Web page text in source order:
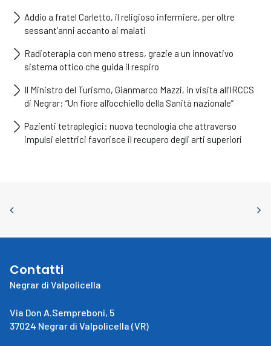
Addio a fratel Carletto, il religioso infermiere, per oltre
sessant’anni accanto ai malati
Radioterapia con meno stress, grazie a un innovativo
sistema ottico che guida il respiro
Il Ministro del Turismo, Gianmarco Mazzi, in visita all’IRCCS
di Negrar: “Un fiore all’occhiello della Sanità nazionale”
Pazienti tetraplegici: nuova tecnologia che attraverso
impulsi elettrici favorisce il recupero degli arti superiori
Contatti
Negrar di Valpolicella
Via Don A.Sempreboni, 5
37024 Negrar di Valpolicella (VR)